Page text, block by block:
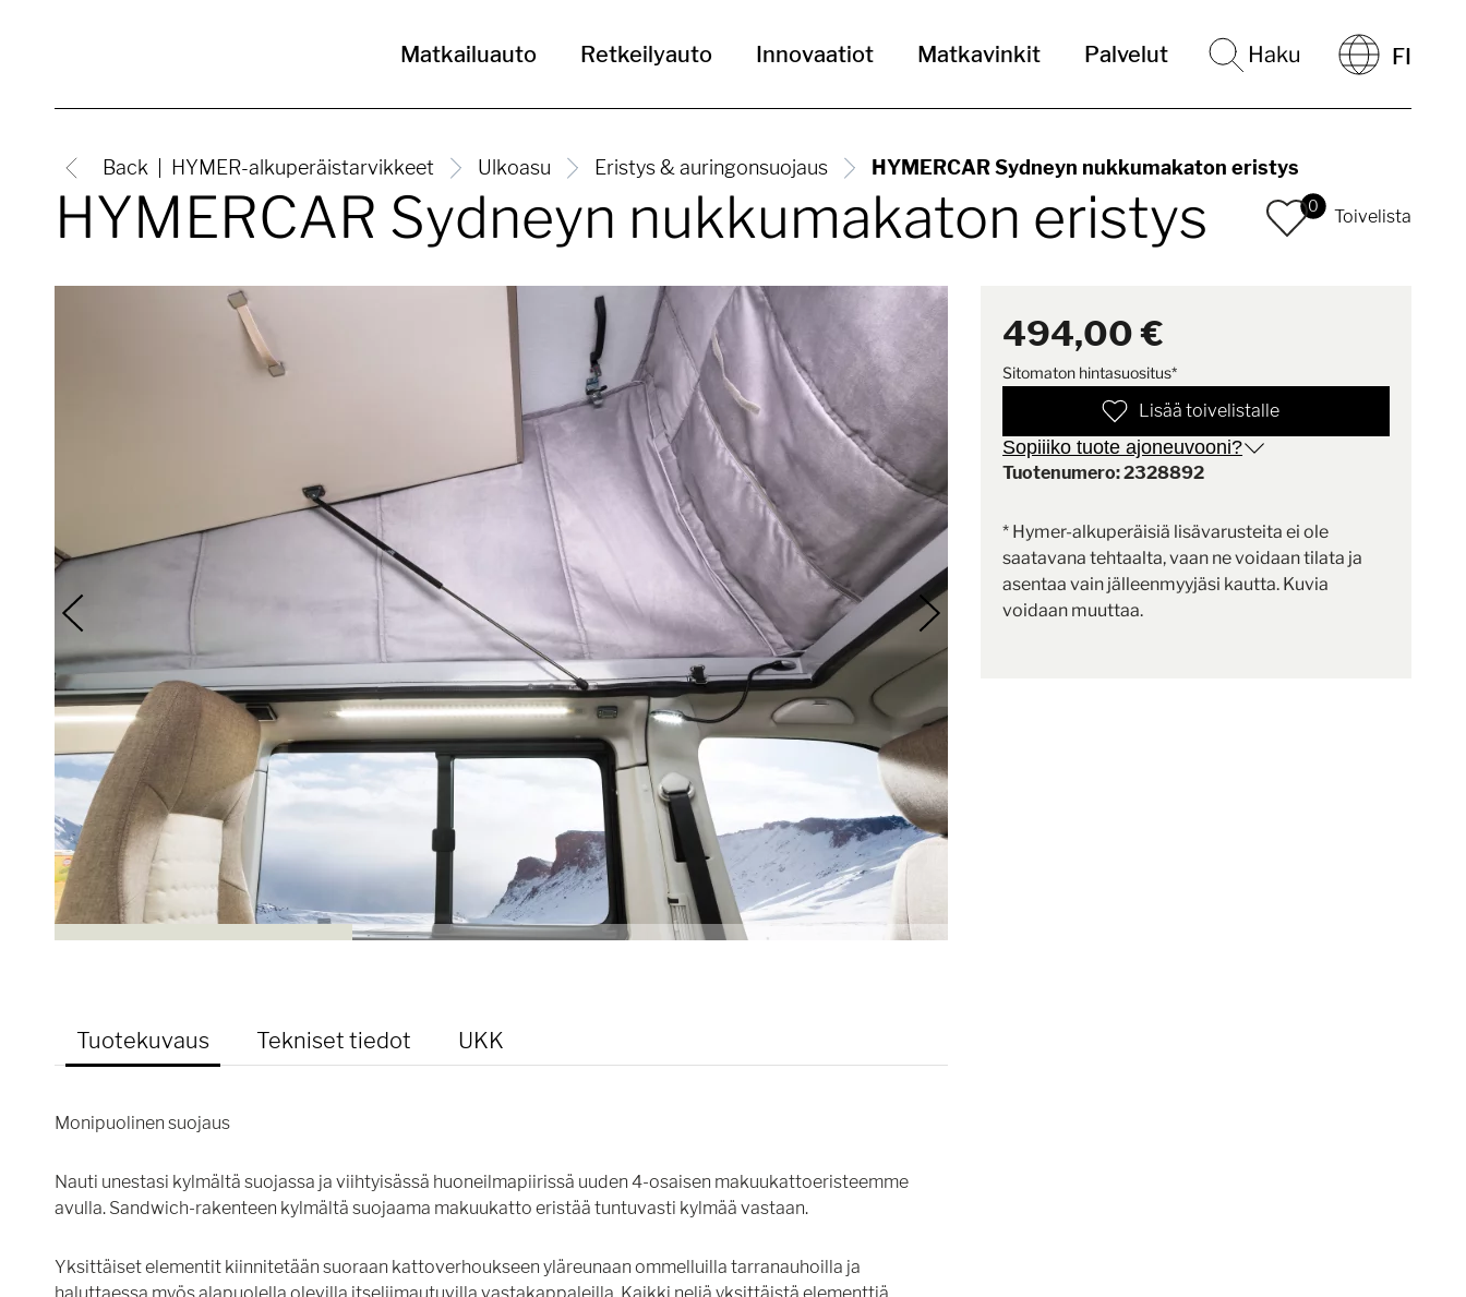
Matkailuauto Retkeilyauto Innovaatiot Matkavinkit Palvelut Haku FI
Back HYMER-alkuperäistarvikkeet Ulkoasu Eristys & auringonsuojaus HYMERCAR Sydneyn nukkumakaton eristys
HYMERCAR Sydneyn nukkumakaton eristys 0
Toivelista
Tuotekuvaus Tekniset tiedot UKK
Monipuolinen suojaus
Nauti unestasi kylmältä suojassa ja viihtyisässä huoneilmapiirissä uuden 4-osaisen makuukattoeristeemme
avulla. Sandwich-rakenteen kylmältä suojaama makuukatto eristää tuntuvasti kylmää vastaan.
Yksittäiset elementit kiinnitetään suoraan kattoverhoukseen yläreunaan ommelluilla tarranauhoilla ja
494,00 €
Sitomaton hintasuositus*
Lisää toivelistalle
Sopiiiko tuote ajoneuvooni?
Tuotenumero: 2328892
* Hymer-alkuperäisiä lisävarusteita ei ole
saatavana tehtaalta, vaan ne voidaan tilata ja
asentaa vain jälleenmyyjäsi kautta. Kuvia
voidaan muuttaa.